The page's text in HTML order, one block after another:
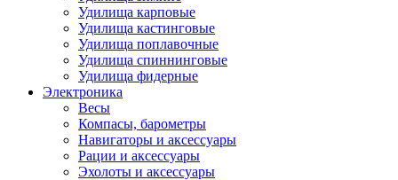
Удилища карповые
Удилища кастинговые
Удилища поплавочные
Удилища спиннинговые
Удилища фидерные
Электроника
Весы
Компасы, барометры
Навигаторы и аксессуары
Рации и аксессуары
Эхолоты и аксессуары